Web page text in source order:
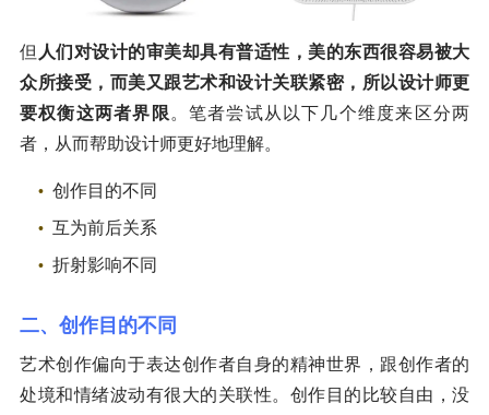
但 人们对设计的审美却具有普适性， 美的东西很容易被大
众所接受，而美又跟艺术和设计关联紧密，所以设计师更
要权衡这两者界限 。笔者尝试从以下几个维度来区分两
者，从而帮助设计师更好地理解。
创作目的不同
互为前后关系
折射影响不同
二、创作目的不同
艺术创作偏向于表达创作者自身的精神世界，跟创作者的
处境和情绪波动有很大的关联性。创作目的比较自由，没